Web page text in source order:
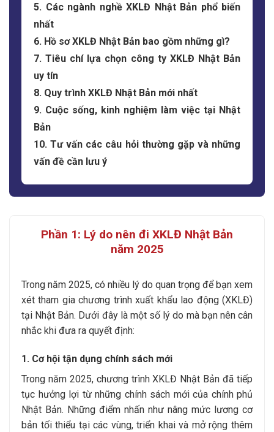
5. Các ngành nghề XKLĐ Nhật Bản phổ biến
nhất
6. Hồ sơ XKLĐ Nhật Bản bao gồm những gì?
7. Tiêu chí lựa chọn công ty XKLĐ Nhật Bản
uy tín
8. Quy trình XKLĐ Nhật Bản mới nhất
9. Cuộc sống, kinh nghiệm làm việc tại Nhật
Bản
10. Tư vấn các câu hỏi thường gặp và những
vấn đề cần lưu ý
Phần 1: Lý do nên đi XKLĐ Nhật Bản
năm 2025
Trong năm 2025, có nhiều lý do quan trọng để bạn xem
xét tham gia chương trình xuất khẩu lao động (XKLĐ)
tại Nhật Bản. Dưới đây là một số lý do mà bạn nên cân
nhắc khi đưa ra quyết định:
1. Cơ hội tận dụng chính sách mới
Trong năm 2025, chương trình XKLĐ Nhật Bản đã tiếp
tục hưởng lợi từ những chính sách mới của chính phủ
Nhật Bản. Những điểm nhấn như nâng mức lương cơ
bản tối thiểu tại các vùng, triển khai và mở rộng thêm